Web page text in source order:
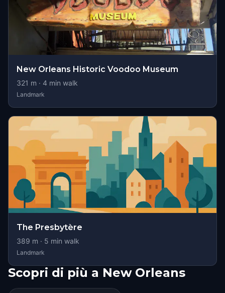
New Orleans Historic Voodoo Museum
321 m · 4 min walk
Landmark
The Presbytère
389 m · 5 min walk
Landmark
Scopri di più a New Orleans